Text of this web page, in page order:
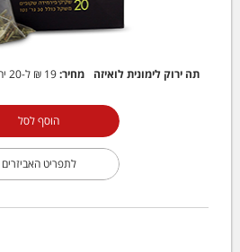
תה ירוק לימונית לואיזה מחיר:19 ₪ ל-20 יח’ במארז
הוסף לסל
לתפריט האביזרים